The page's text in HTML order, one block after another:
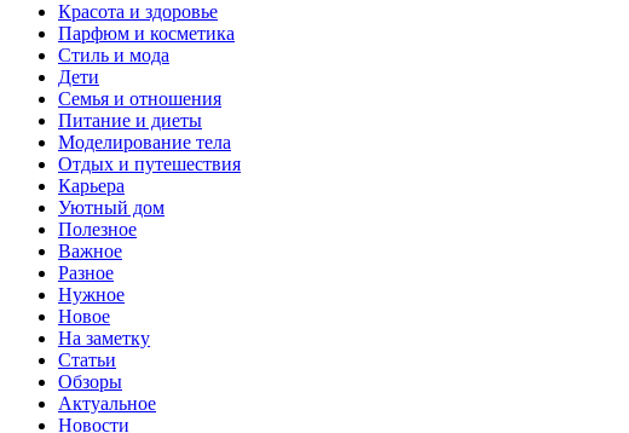
Красота и здоровье
Парфюм и косметика
Стиль и мода
Дети
Семья и отношения
Питание и диеты
Моделирование тела
Отдых и путешествия
Карьера
Уютный дом
Полезное
Важное
Разное
Нужное
Новое
На заметку
Статьи
Обзоры
Актуальное
Новости